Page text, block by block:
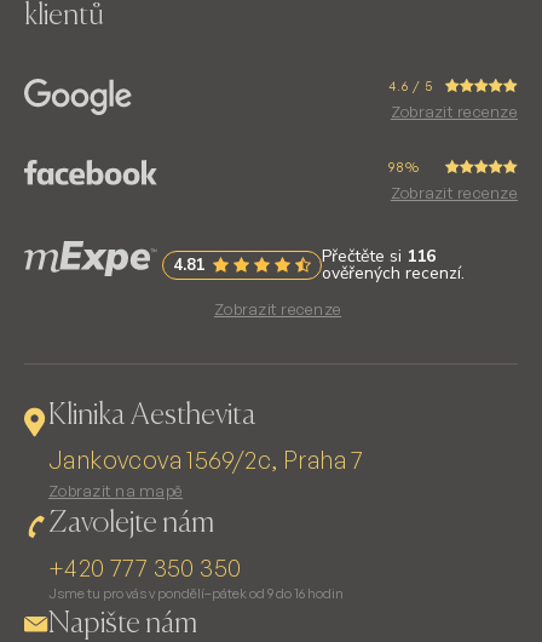
klientů
4.6 / 5
Zobrazit recenze
98%
Zobrazit recenze
Zobrazit recenze
Klinika Aesthevita
Jankovcova 1569/2c, Praha 7
Zobrazit na mapě
Zavolejte nám
+420 777 350 350
Jsme tu pro vás v pondělí–pátek od 9 do 16 hodin
Napište nám